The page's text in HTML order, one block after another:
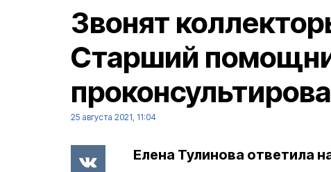
Звонят
Старший
25 августа 2021, 11:04
Елена Тулинова ответила